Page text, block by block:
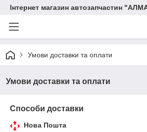
Інтернет магазин автозапчастин
Умови доставки та оплати
Умови доставки та оплати
Способи доставки
Нова Пошта